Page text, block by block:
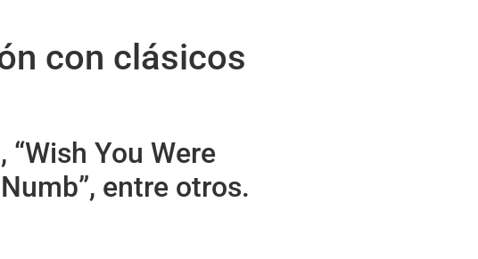
con clásicos
You Were
entre otros.